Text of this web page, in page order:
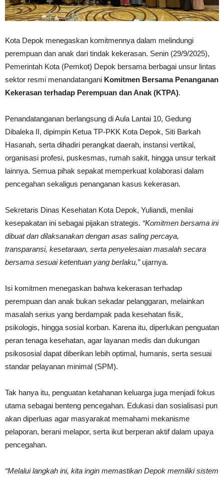
Kota Depok menegaskan komitmennya dalam melindungi
perempuan dan anak dari tindak kekerasan. Senin (29/9/2025),
Pemerintah Kota (Pemkot) Depok bersama berbagai unsur lintas
sektor resmi menandatangani Komitmen Bersama Penanganan
Kekerasan terhadap Perempuan dan Anak (KTPA).
Penandatanganan berlangsung di Aula Lantai 10, Gedung
Dibaleka II, dipimpin Ketua TP-PKK Kota Depok, Siti Barkah
Hasanah, serta dihadiri perangkat daerah, instansi vertikal,
organisasi profesi, puskesmas, rumah sakit, hingga unsur terkait
lainnya. Semua pihak sepakat memperkuat kolaborasi dalam
pencegahan sekaligus penanganan kasus kekerasan.
Sekretaris Dinas Kesehatan Kota Depok, Yuliandi, menilai
kesepakatan ini sebagai pijakan strategis. “Komitmen bersama ini
dibuat dan dilaksanakan dengan asas saling percaya,
transparansi, kesetaraan, serta penyelesaian masalah secara
bersama sesuai ketentuan yang berlaku,”ujarnya.
Isi komitmen menegaskan bahwa kekerasan terhadap
perempuan dan anak bukan sekadar pelanggaran, melainkan
masalah serius yang berdampak pada kesehatan fisik,
psikologis, hingga sosial korban. Karena itu, diperlukan penguatan
peran tenaga kesehatan, agar layanan medis dan dukungan
psikososial dapat diberikan lebih optimal, humanis, serta sesuai
standar pelayanan minimal (SPM).
Tak hanya itu, penguatan ketahanan keluarga juga menjadi fokus
utama sebagai benteng pencegahan. Edukasi dan sosialisasi pun
akan diperluas agar masyarakat memahami mekanisme
pelaporan, berani melapor, serta ikut berperan aktif dalam upaya
pencegahan.
“Melalui langkah ini, kita ingin memastikan Depok memiliki sistem